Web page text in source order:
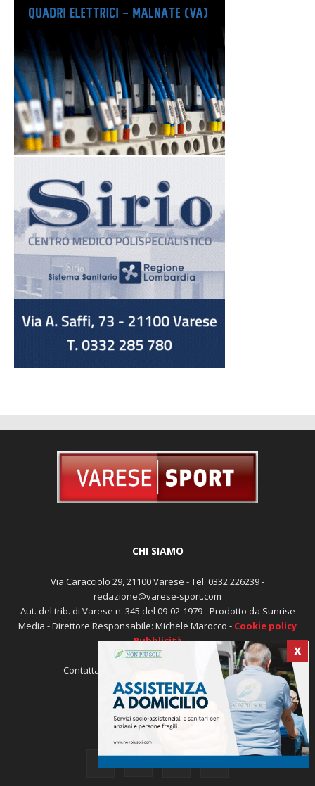
X
CHI SIAMO
Via Caracciolo 29, 21100 Varese - Tel. 0332 226239 -
redazione@varese-sport.com
Aut. del trib. di Varese n. 345 del 09-02-1979 - Prodotto da Sunrise
Media - Direttore Responsabile: Michele Marocco -Cookie policy
redazione@varese-sport.com
SEGUICI